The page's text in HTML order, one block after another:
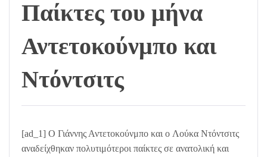
Παίκτες του μήνα
Αντετοκούνμπο και
Ντόντσιτς
[ad_1] Ο Γιάννης Αντετοκούνμπο και ο Λούκα Ντόντσιτς
αναδείχθηκαν πολυτιμότεροι παίκτες σε ανατολική και